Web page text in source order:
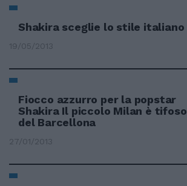
Shakira sceglie lo stile italiano
19/05/2013
Fiocco azzurro per la popstar
Shakira Il piccolo Milan è tifoso
del Barcellona
27/01/2013